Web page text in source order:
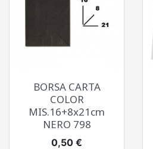
BORSA CARTA
COLOR
MIS.16+8x21cm
NERO 798
Prezzo
0,50 €